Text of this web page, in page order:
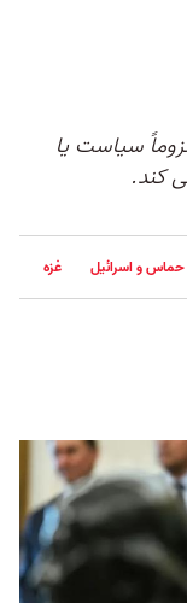
سیاست یا
کند.
و اسرائیل غزه